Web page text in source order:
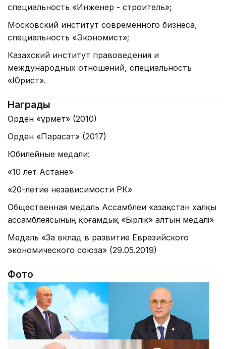
специальность «Инженер - строитель»;
Московский институт современного бизнеса,
специальность «Экономист»;
Казахский институт правоведения и
международных отношений, специальность
«Юрист».
Награды
Орден «Құрмет» (2010)
Орден «Парасат» (2017)
Юбилейные медали:
«10 лет Астане»
«20-летие независимости РК»
Общественная медаль Ассамблеи «Қазақстан халқы
ассамблеясының қоғамдық «Бірлік» алтын медалі»
Медаль «За вклад в развитие Евразийского
экономического союза» (29.05.2019)
Фото